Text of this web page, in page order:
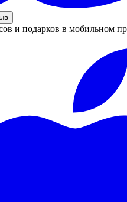
и подарков в мобильном